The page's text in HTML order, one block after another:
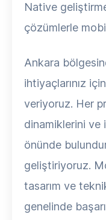
Native
çözümlerle mobil
Ankara
ihtiyaçlarınız
veriyoruz. Her
dinamiklerini ve
önünde
geliştiriyoruz.
tasarım ve
genelinde